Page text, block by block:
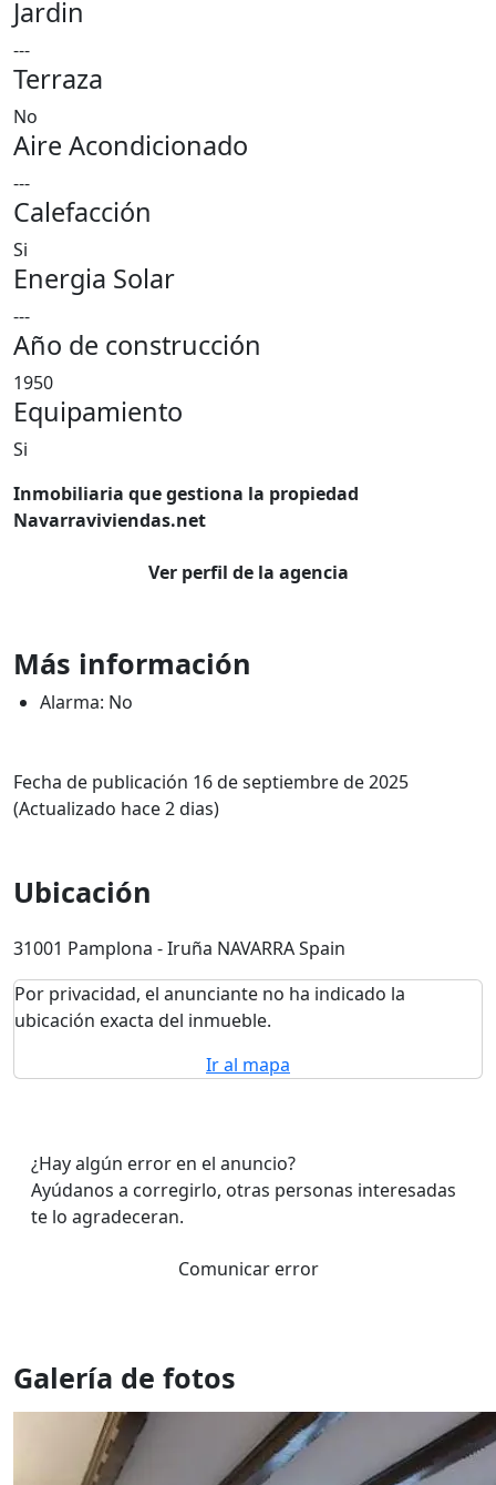
Jardin
---
Terraza
No
Aire Acondicionado
---
Calefacción
Si
Energia Solar
---
Año de construcción
1950
Equipamiento
Si
Inmobiliaria que gestiona la propiedad
Navarraviviendas.net
Ver perfil de la agencia
Más información
Alarma: No
Fecha de publicación 16 de septiembre de 2025
(Actualizado hace 2 dias)
Ubicación
31001 Pamplona - Iruña NAVARRA Spain
Por privacidad, el anunciante no ha indicado la
ubicación exacta del inmueble.
Ir al mapa
¿Hay algún error en el anuncio?
Ayúdanos a corregirlo, otras personas interesadas
te lo agradeceran.
Comunicar error
Galería de fotos